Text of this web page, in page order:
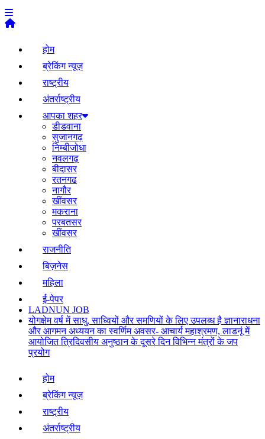
होम
ब्रेकिंग न्यूज़
राष्ट्रीय
अंतर्राष्ट्रीय
आपका शहर
डीडवाना
सुजानगढ़
निम्बीजोधा
नवलगढ़
बीदासर
रतनगढ
नागौर
खींवसर
मकराना
परबतसर
खींवसर
राजनीति
बिज़नेस
महिला
ई-पेपर
LADNUN JOB
योगक्षेम वर्ष में साधु, साध्वियों और समणियों के लिए उपलब्ध है ज्ञानाराधना
और आगमन अध्ययन का स्वर्णिम अवसर- आचार्य महाश्रमण, लाडनूं में
आयोजित त्रिदिवसीय अनुष्ठान के दूसरे दिन विभिन्न मंत्रों के जप
प्रयोग
होम
ब्रेकिंग न्यूज़
राष्ट्रीय
अंतर्राष्ट्रीय